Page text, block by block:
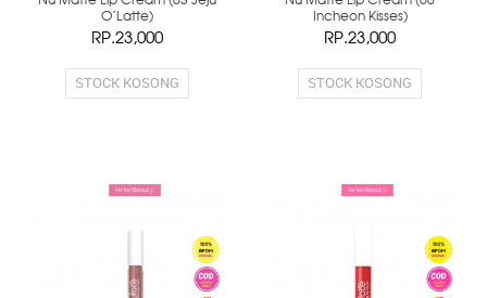
O'Latte)
RP.23,000
STOCK KOSONG
Incheon Kisses)
RP.23,000
STOCK KOSONG